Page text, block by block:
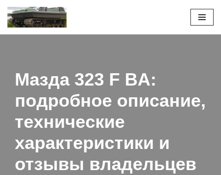
Перейти
Мазда 323 F BA:
подробное описание,
технические
характеристики и
отзывы владельцев